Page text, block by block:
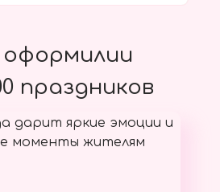
праздников
дарит яркие эмоции и
моменты жителям